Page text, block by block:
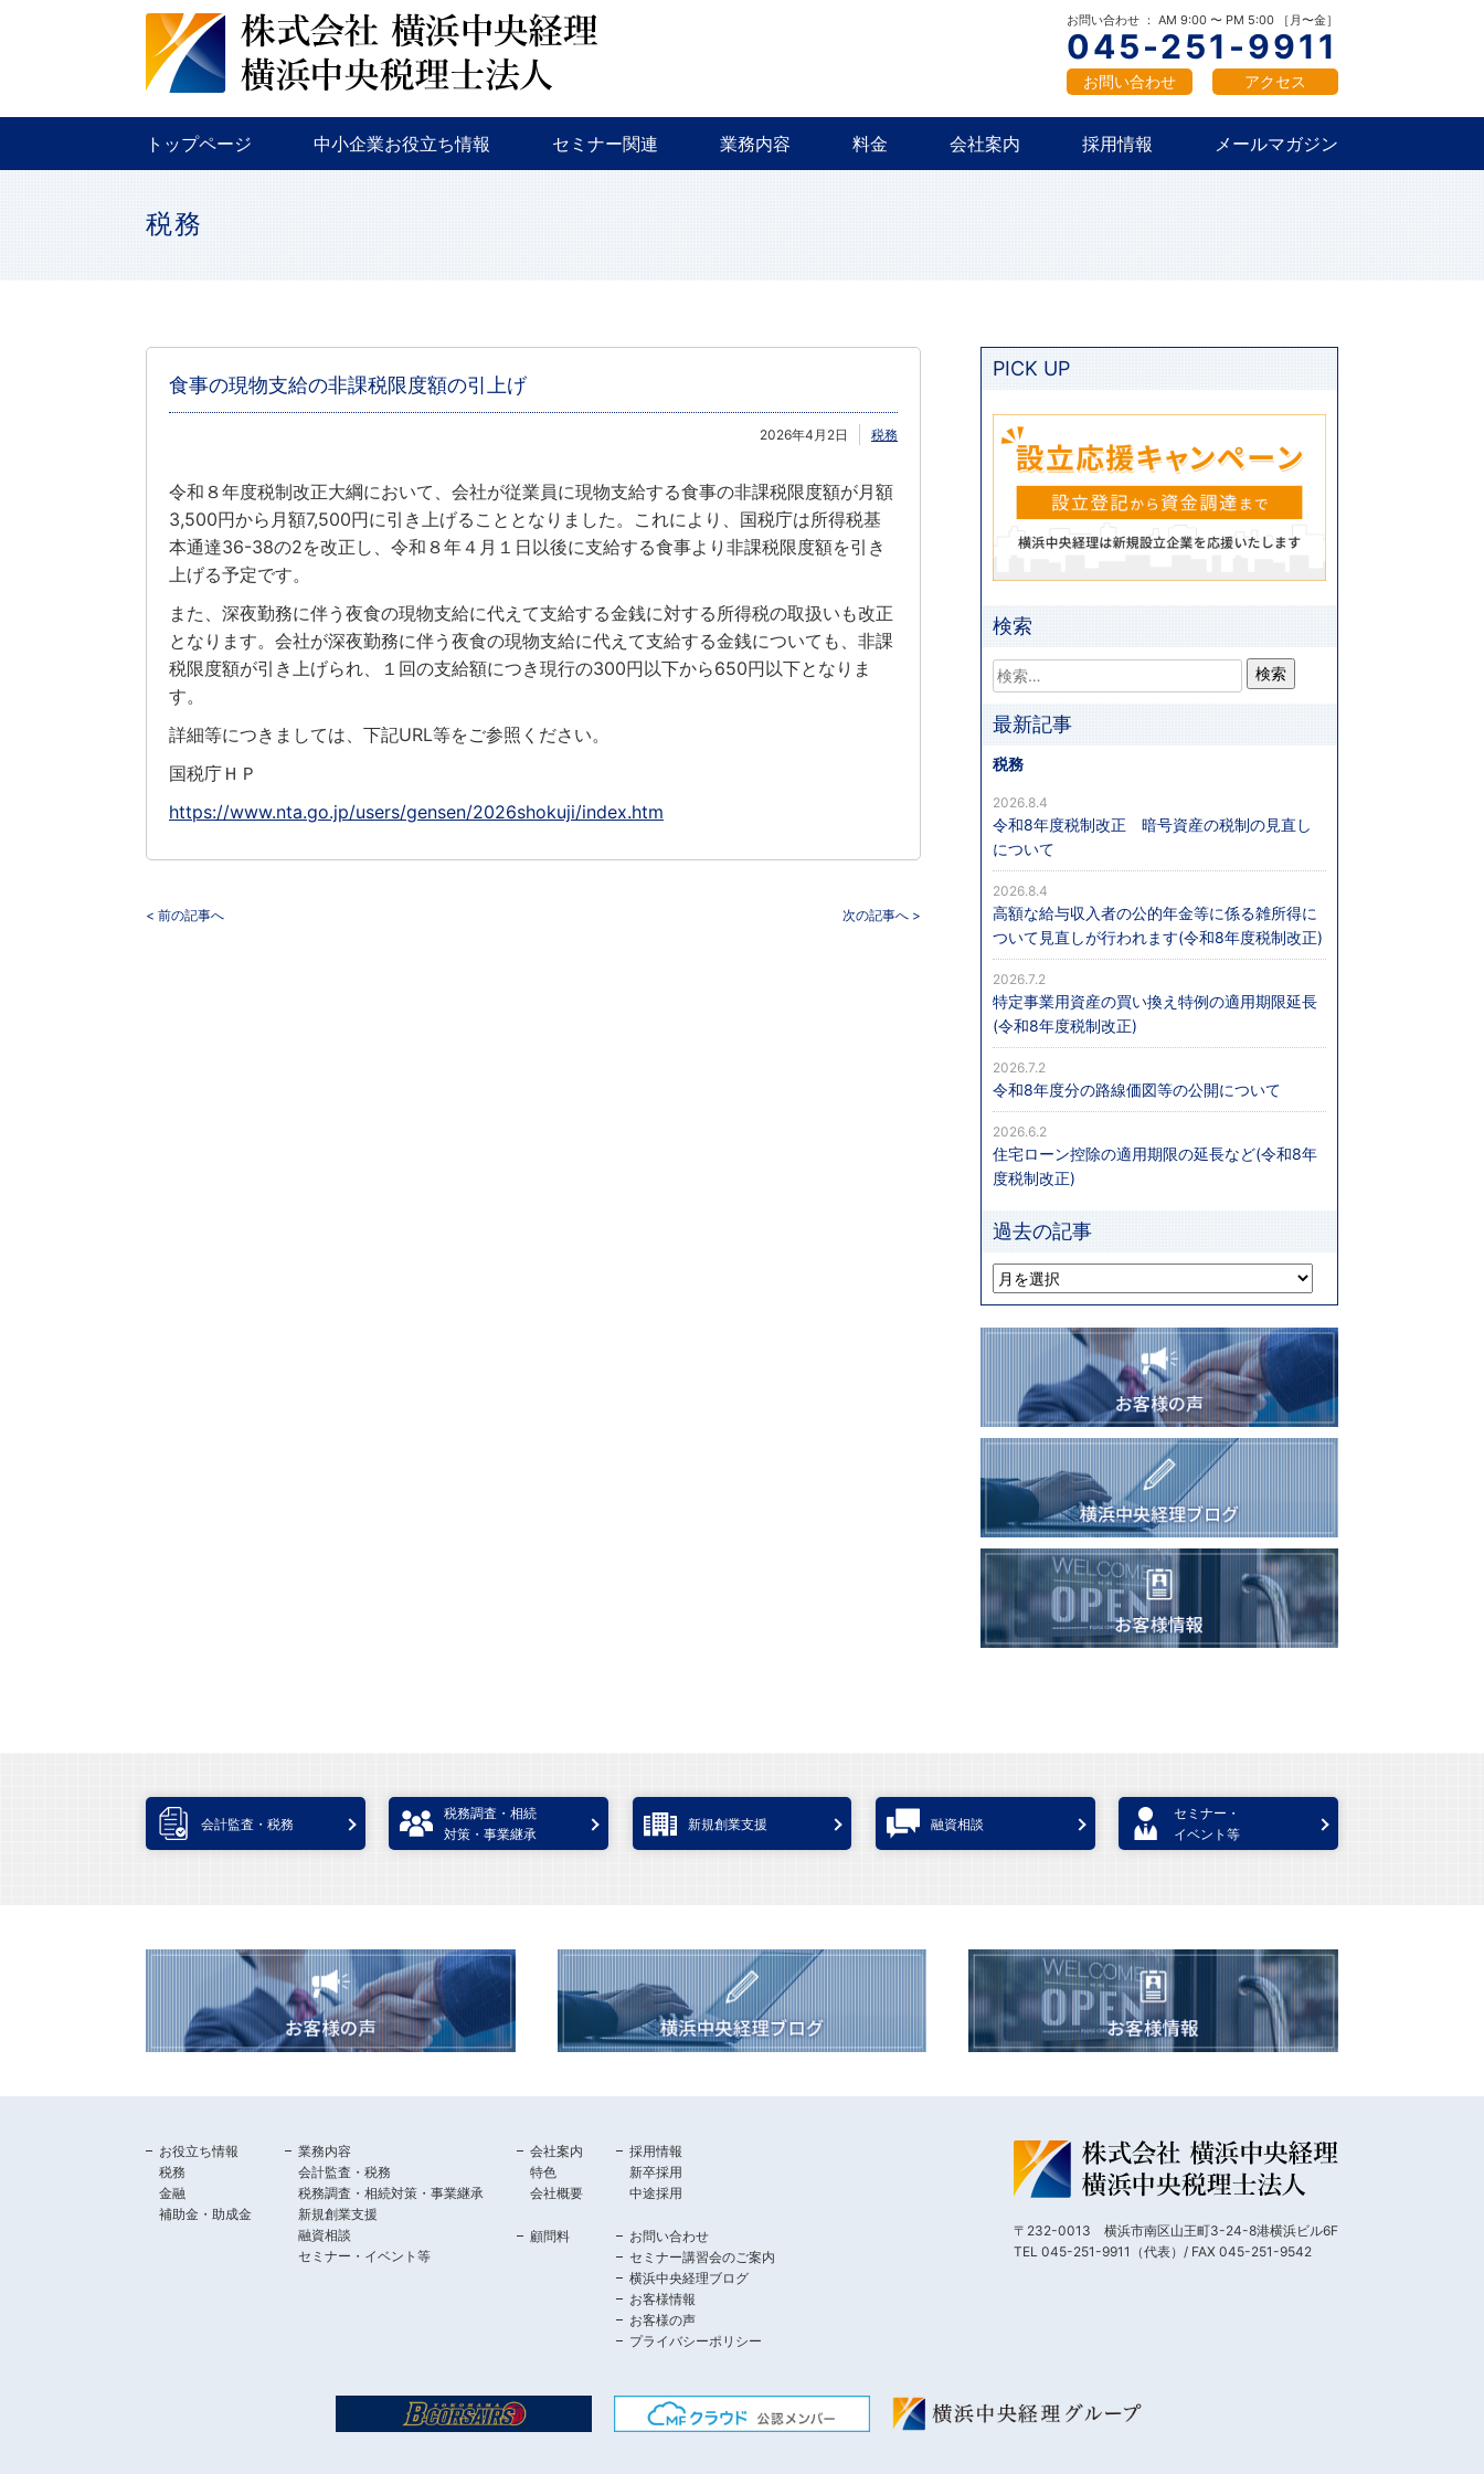
お問い合わせ ： AM 9:00 〜 PM 5:00 ［月〜金］
045-251-9911
お問い合わせ アクセス
トップページ 中小企業お役立ち情報 セミナー関連 業務内容 料金 会社案内 採用情報 メールマガジン
税務
食事の現物支給の非課税限度額の引上げ
2026年4月2日 税務
令和８年度税制改正大綱において、会社が従業員に現物支給する食事の非課税限度額が月額
3,500円から月額7,500円に引き上げることとなりました。これにより、国税庁は所得税基
本通達36-38の2を改正し、令和８年４月１日以後に支給する食事より非課税限度額を引き
上げる予定です。
また、深夜勤務に伴う夜食の現物支給に代えて支給する金銭に対する所得税の取扱いも改正
となります。会社が深夜勤務に伴う夜食の現物支給に代えて支給する金銭についても、非課
税限度額が引き上げられ、１回の支給額につき現行の300円以下から650円以下となりま
す。
詳細等につきましては、下記URL等をご参照ください。
国税庁ＨＰ
https://www.nta.go.jp/users/gensen/2026shokuji/index.htm
< 前の記事へ 次の記事へ >
PICK UP
検索
最新記事
税務
令和8年度税制改正 暗号資産の税制の見直し
について
2026.8.4
高額な給与収入者の公的年金等に係る雑所得に
ついて見直しが行われます(令和8年度税制改正)
2026.8.4
特定事業用資産の買い換え特例の適用期限延長
(令和8年度税制改正)
2026.7.2
令和8年度分の路線価図等の公開について
2026.7.2
住宅ローン控除の適用期限の延長など(令和8年
度税制改正)
2026.6.2
過去の記事
会計監査・税務
税務調査・相続
対策・事業継承
新規創業支援 融資相談
セミナー・
イベント等
お役立ち情報
税務
金融
補助金・助成金
業務内容
会計監査・税務
税務調査・相続対策・事業継承
新規創業支援
融資相談
セミナー・イベント等
会社案内
特色
会社概要
顧問料
採用情報
新卒採用
中途採用
お問い合わせ
セミナー講習会のご案内
横浜中央経理ブログ
お客様情報
お客様の声
プライバシーポリシー
〒232-0013 横浜市南区山王町3-24-8港横浜ビル6F
TEL 045-251-9911（代表）/ FAX 045-251-9542
税務
金融
補助金・助成金 新卒採用
中途採用